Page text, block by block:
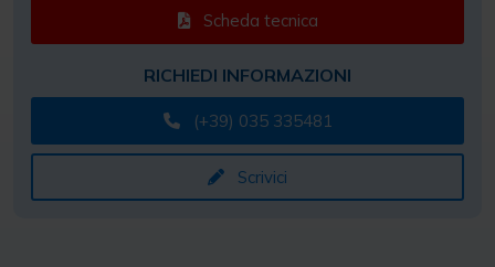
(+39) 035 335481
Scrivici